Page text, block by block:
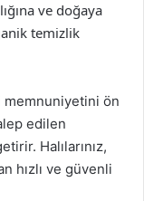
ve doğaya
temizlik
memnuniyetini ön
edilen
Halılarınız,
hızlı ve güvenli